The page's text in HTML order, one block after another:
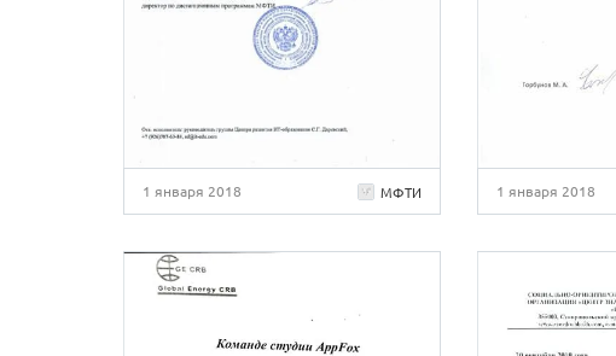
1 января 2018 МФТИ 1 января 2018